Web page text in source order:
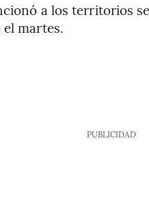
a los territorios
martes.
PUBLICIDAD